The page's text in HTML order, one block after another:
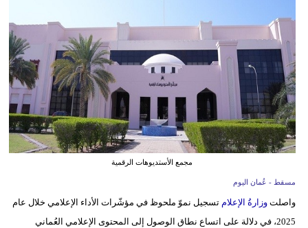
ديكور
أخبار
إعلام
تعليم
علوم
وتكنولوجيا
مجمع الأستديوهات الرقمية
مسقط - عُمان اليوم
واصلتوزارةُ الإعلام تسجيل نموّ ملحوظ في مؤشّرات الأداء الإعلامي خلال عام
2025، في دلالة على اتساع نطاق الوصول إلى المحتوى الإعلامي العُماني